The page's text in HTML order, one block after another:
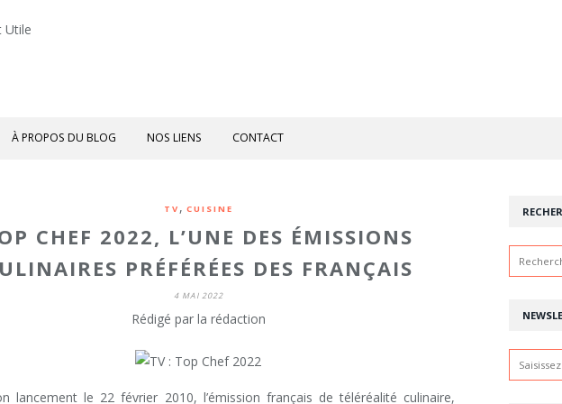
À PROPOS DU BLOG NOS LIENS CONTACT
TV , CUISINE
CHEF 2022, L’UNE DES ÉMISSIONS
PRÉFÉRÉES DES FRANÇAIS
4 MAI 2022
Rédigé par la rédaction
lancement le 22 février 2010, l’émission français de téléréalité culinaire,